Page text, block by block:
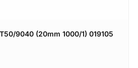
9040 (20mm 1000/1) 019105